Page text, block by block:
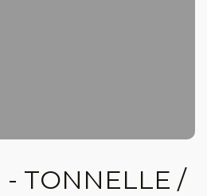
- TONNELLE /